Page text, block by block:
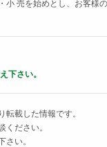
小 売を始めとし、お客様
下さい。
載した情報です。
ださい。
い。